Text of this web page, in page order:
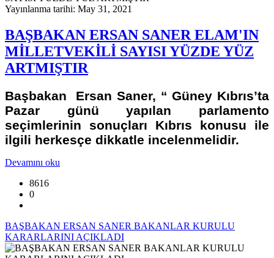
Yayınlanma tarihi: May 31, 2021
BAŞBAKAN ERSAN SANER ELAM'IN
MİLLETVEKİLİ SAYISI YÜZDE YÜZ
ARTMIŞTIR
Başbakan Ersan Saner, “ Güney Kıbrıs’ta
Pazar günü yapılan parlamento
seçimlerinin sonuçları Kıbrıs konusu ile
ilgili herkesçe dikkatle incelenmelidir.
Devamını oku
8616
0
BAŞBAKAN ERSAN SANER BAKANLAR KURULU
KARARLARINI AÇIKLADI